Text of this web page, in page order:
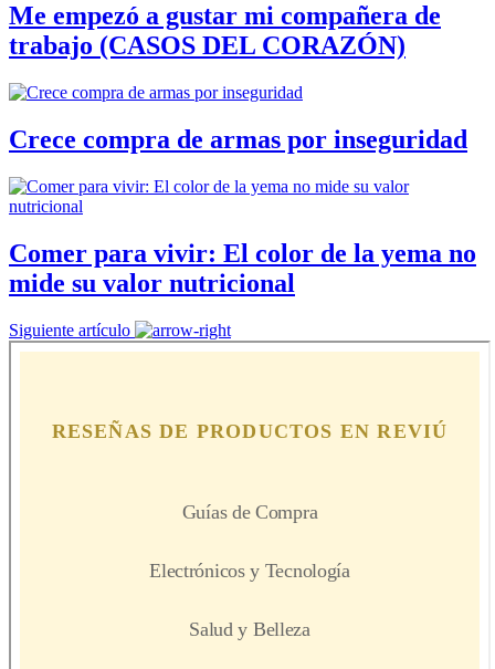
Me empezó a gustar mi compañera de
trabajo (CASOS DEL CORAZÓN)
Crece compra de armas por inseguridad
Comer para vivir: El color de la yema no
mide su valor nutricional
Siguiente artículo